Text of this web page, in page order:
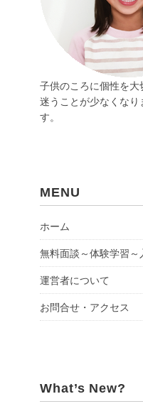
子供のころに個性を
迷うことが少なくなり
す。
MENU
ホーム
無料面談～体験学習～
運営者について
お問合せ・アクセス
What’s New?